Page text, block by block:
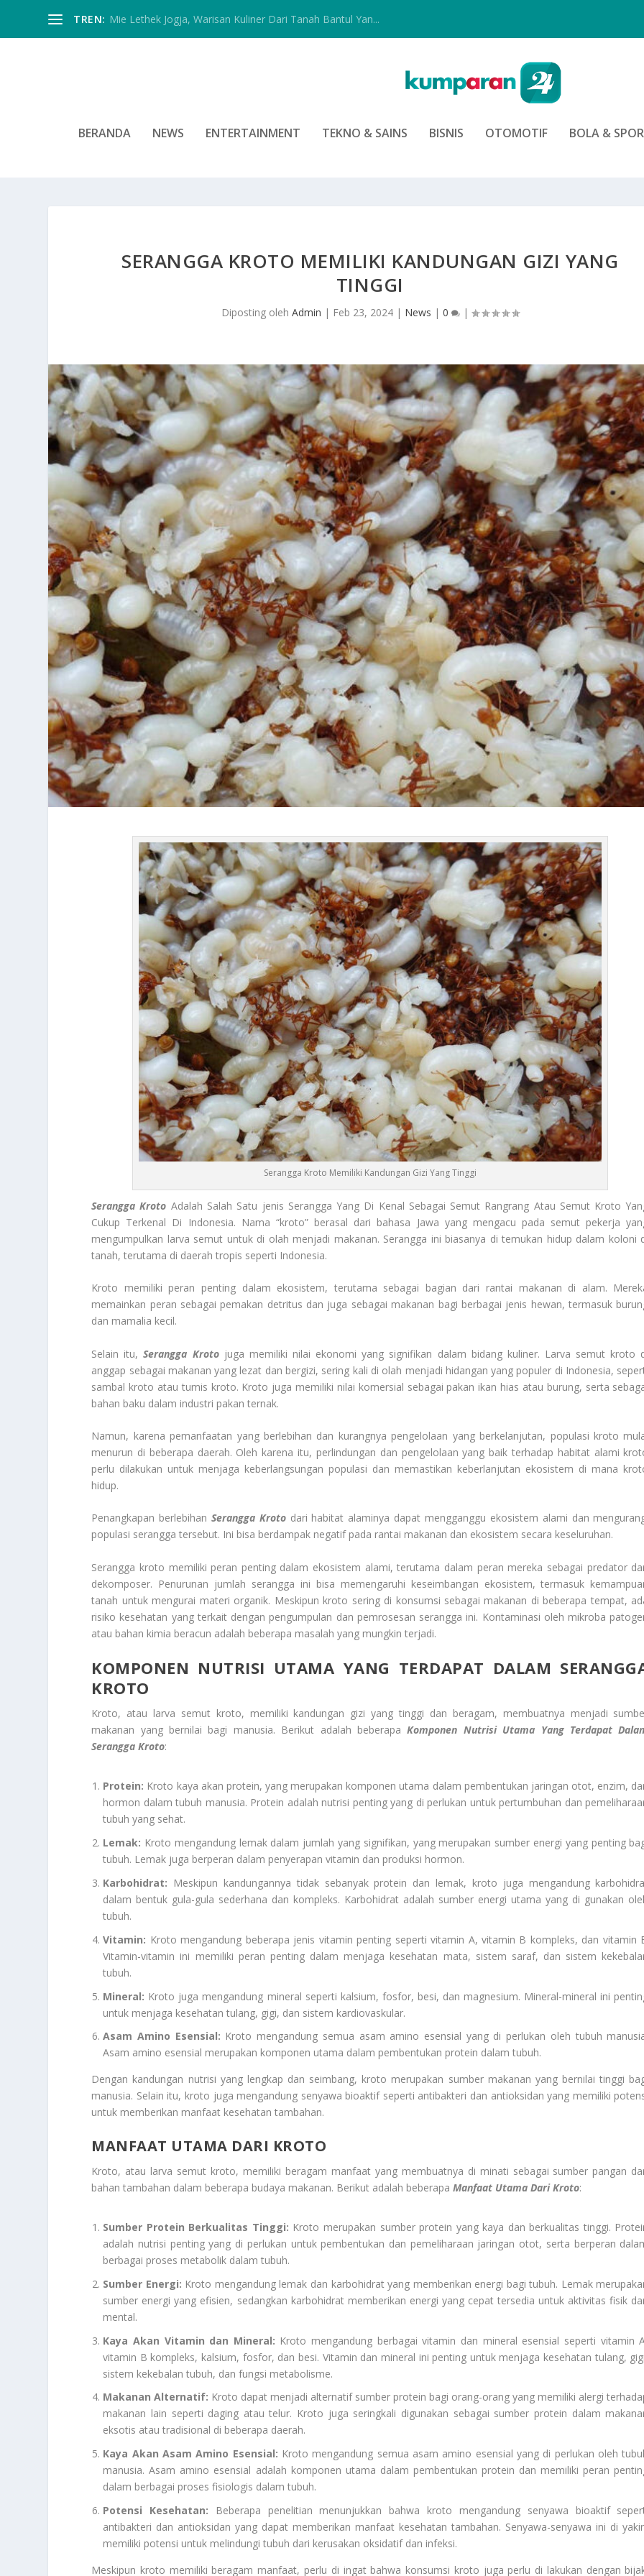
TREN: Mie Lethek Jogja, Warisan Kuliner Dari Tanah Bantul Yan...
BERANDA NEWS ENTERTAINMENT TEKNO & SAINS BISNIS OTOMOTIF BOLA &
SERANGGA KROTO MEMILIKI KANDUNGAN GIZI YANG
TINGGI
Diposting oleh Admin | Feb 23, 2024| News | 0 |
Serangga Kroto Memiliki Kandungan Gizi Yang Tinggi
Serangga Kroto Adalah Salah Satu jenis Serangga Yang Di Kenal Sebagai Semut Rangrang Atau Semut Kroto
Cukup Terkenal Di Indonesia. Nama “kroto” berasal dari bahasa Jawa yang mengacu pada semut pekerja
mengumpulkan larva semut untuk di olah menjadi makanan. Serangga ini biasanya di temukan hidup dalam koloni
tanah, terutama di daerah tropis seperti Indonesia.
Kroto memiliki peran penting dalam ekosistem, terutama sebagai bagian dari rantai makanan di alam.
memainkan peran sebagai pemakan detritus dan juga sebagai makanan bagi berbagai jenis hewan, termasuk
dan mamalia kecil.
Selain itu,Serangga Krotojuga memiliki nilai ekonomi yang signifikan dalam bidang kuliner. Larva semut kroto
anggap sebagai makanan yang lezat dan bergizi, sering kali di olah menjadi hidangan yang populer di Indonesia,
sambal kroto atau tumis kroto. Kroto juga memiliki nilai komersial sebagai pakan ikan hias atau burung, serta
bahan baku dalam industri pakan ternak.
Namun, karena pemanfaatan yang berlebihan dan kurangnya pengelolaan yang berkelanjutan, populasi kroto
menurun di beberapa daerah. Oleh karena itu, perlindungan dan pengelolaan yang baik terhadap habitat alami
perlu dilakukan untuk menjaga keberlangsungan populasi dan memastikan keberlanjutan ekosistem di mana
hidup.
Penangkapan berlebihan Serangga Krotodari habitat alaminya dapat mengganggu ekosistem alami dan
populasi serangga tersebut. Ini bisa berdampak negatif pada rantai makanan dan ekosistem secara keseluruhan.
Serangga kroto memiliki peran penting dalam ekosistem alami, terutama dalam peran mereka sebagai predator
dekomposer. Penurunan jumlah serangga ini bisa memengaruhi keseimbangan ekosistem, termasuk
tanah untuk mengurai materi organik. Meskipun kroto sering di konsumsi sebagai makanan di beberapa tempat,
risiko kesehatan yang terkait dengan pengumpulan dan pemrosesan serangga ini. Kontaminasi oleh mikroba
atau bahan kimia beracun adalah beberapa masalah yang mungkin terjadi.
KOMPONEN NUTRISI UTAMA YANG TERDAPAT DALAM
KROTO
Kroto, atau larva semut kroto, memiliki kandungan gizi yang tinggi dan beragam, membuatnya menjadi
makanan yang bernilai bagi manusia. Berikut adalah beberapaKomponen Nutrisi Utama Yang Terdapat
Serangga Kroto:
Protein: Kroto kaya akan protein, yang merupakan komponen utama dalam pembentukan jaringan otot, enzim,
hormon dalam tubuh manusia. Protein adalah nutrisi penting yang di perlukan untuk pertumbuhan dan
tubuh yang sehat.
Lemak: Kroto mengandung lemak dalam jumlah yang signifikan, yang merupakan sumber energi yang penting
tubuh. Lemak juga berperan dalam penyerapan vitamin dan produksi hormon.
Karbohidrat: Meskipun kandungannya tidak sebanyak protein dan lemak, kroto juga mengandung
dalam bentuk gula-gula sederhana dan kompleks. Karbohidrat adalah sumber energi utama yang di gunakan
tubuh.
Vitamin: Kroto mengandung beberapa jenis vitamin penting seperti vitamin A, vitamin B kompleks, dan vitamin
Vitamin-vitamin ini memiliki peran penting dalam menjaga kesehatan mata, sistem saraf, dan sistem
tubuh.
Mineral: Kroto juga mengandung mineral seperti kalsium, fosfor, besi, dan magnesium. Mineral-mineral ini
untuk menjaga kesehatan tulang, gigi, dan sistem kardiovaskular.
Asam Amino Esensial: Kroto mengandung semua asam amino esensial yang di perlukan oleh tubuh
Asam amino esensial merupakan komponen utama dalam pembentukan protein dalam tubuh.
Dengan kandungan nutrisi yang lengkap dan seimbang, kroto merupakan sumber makanan yang bernilai tinggi
manusia. Selain itu, kroto juga mengandung senyawa bioaktif seperti antibakteri dan antioksidan yang memiliki
untuk memberikan manfaat kesehatan tambahan.
MANFAAT UTAMA DARI KROTO
Kroto, atau larva semut kroto, memiliki beragam manfaat yang membuatnya di minati sebagai sumber pangan
bahan tambahan dalam beberapa budaya makanan. Berikut adalah beberapaManfaat Utama Dari Kroto:
Sumber Protein Berkualitas Tinggi: Kroto merupakan sumber protein yang kaya dan berkualitas tinggi.
adalah nutrisi penting yang di perlukan untuk pembentukan dan pemeliharaan jaringan otot, serta berperan
berbagai proses metabolik dalam tubuh.
Sumber Energi: Kroto mengandung lemak dan karbohidrat yang memberikan energi bagi tubuh. Lemak
sumber energi yang efisien, sedangkan karbohidrat memberikan energi yang cepat tersedia untuk aktivitas fisik
mental.
Kaya Akan Vitamin dan Mineral: Kroto mengandung berbagai vitamin dan mineral esensial seperti vitamin
vitamin B kompleks, kalsium, fosfor, dan besi. Vitamin dan mineral ini penting untuk menjaga kesehatan tulang,
sistem kekebalan tubuh, dan fungsi metabolisme.
Makanan Alternatif: Kroto dapat menjadi alternatif sumber protein bagi orang-orang yang memiliki alergi
makanan lain seperti daging atau telur. Kroto juga seringkali digunakan sebagai sumber protein dalam
eksotis atau tradisional di beberapa daerah.
Kaya Akan Asam Amino Esensial: Kroto mengandung semua asam amino esensial yang di perlukan oleh
manusia. Asam amino esensial adalah komponen utama dalam pembentukan protein dan memiliki peran
dalam berbagai proses fisiologis dalam tubuh.
Potensi Kesehatan: Beberapa penelitian menunjukkan bahwa kroto mengandung senyawa bioaktif
antibakteri dan antioksidan yang dapat memberikan manfaat kesehatan tambahan. Senyawa-senyawa ini di
memiliki potensi untuk melindungi tubuh dari kerusakan oksidatif dan infeksi.
Meskipun kroto memiliki beragam manfaat, perlu di ingat bahwa konsumsi kroto juga perlu di lakukan dengan